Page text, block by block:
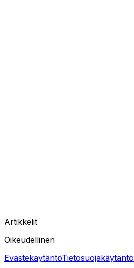
Artikkelit
Oikeudellinen
EvästekäytäntöTietosuojakäytäntö